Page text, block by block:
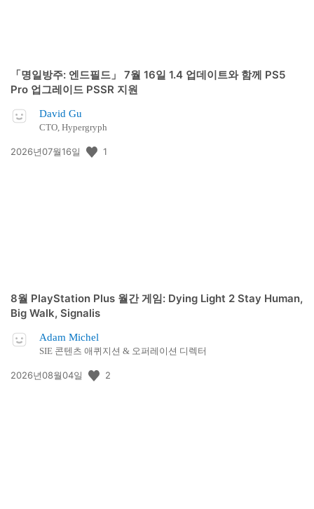
「명일방주: 엔드필드」 7월 16일 1.4 업데이트와 함께 PS5
Pro 업그레이드 PSSR 지원
David Gu
CTO, Hypergryph
공
2026년07월16일 1
8월 PlayStation Plus 월간 게임: Dying Light 2 Stay Human,
Big Walk, Signalis
Adam Michel
SIE 콘텐츠 애퀴지션 & 오퍼레이션 디렉터
공
2026년08월04일 2